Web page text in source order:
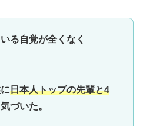
る自覚が全くなく
日本人トップの先輩と4
づいた。